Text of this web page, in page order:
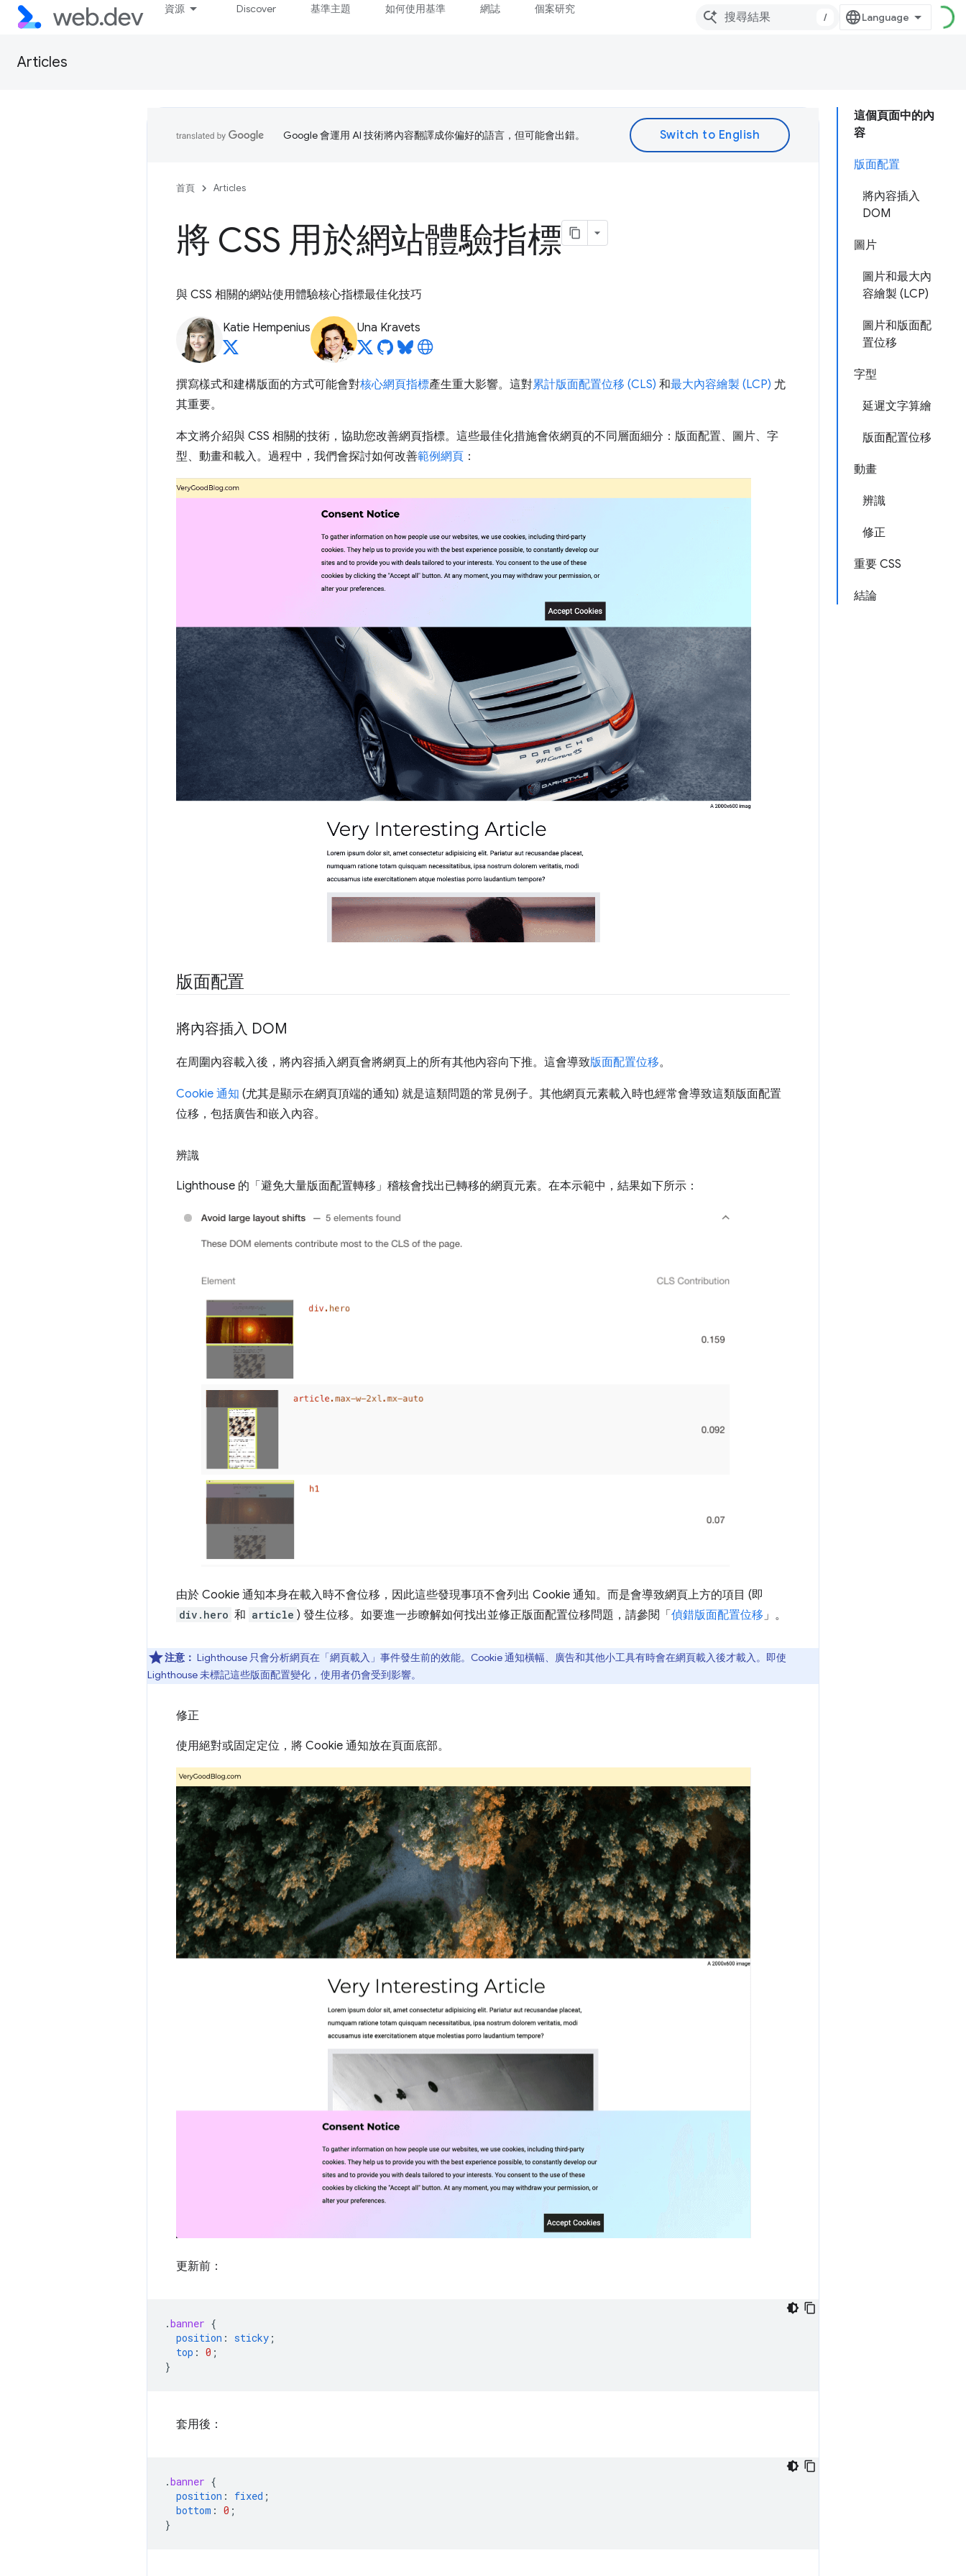
資源 Discover 基準主題 如何使用基準 網誌 個案研究
/
Articles
這個頁面中的內
容
版面配置
將內容插入
DOM
圖片
圖片和最大內
容繪製 (LCP)
圖片和版面配
置位移
字型
延遲文字算繪
版面配置位移
動畫
辨識
修正
重要 CSS
結論
Google 會運用 AI 技術將內容翻譯成你偏好的語言，但可能會出錯。
首頁 Articles
將 CSS 用於網站體驗指標
與 CSS 相關的網站使用體驗核心指標最佳化技巧
Katie Hempenius Una Kravets
撰寫樣式和建構版面的方式可能會對核心網頁指標產生重大影響。這對累計版面配置位移 (CLS) 和最大內容繪製 (LCP) 尤
其重要。
本文將介紹與 CSS 相關的技術，協助您改善網頁指標。這些最佳化措施會依網頁的不同層面細分：版面配置、圖片、字
型、動畫和載入。過程中，我們會探討如何改善範例網頁 ：
版面配置
將內容插入 DOM
在周圍內容載入後，將內容插入網頁會將網頁上的所有其他內容向下推。這會導致版面配置位移。
Cookie 通知 (尤其是顯示在網頁頂端的通知) 就是這類問題的常見例子。其他網頁元素載入時也經常會導致這類版面配置
位移，包括廣告和嵌入內容。
辨識
Lighthouse 的「避免大量版面配置轉移」稽核會找出已轉移的網頁元素。在本示範中，結果如下所示：
由於 Cookie 通知本身在載入時不會位移，因此這些發現事項不會列出 Cookie 通知。而是會導致網頁上方的項目 (即
div.hero 和 article ) 發生位移。如要進一步瞭解如何找出並修正版面配置位移問題，請參閱「偵錯版面配置位移 」。
注意： Lighthouse 只會分析網頁在「網頁載入」事件發生前的效能。Cookie 通知橫幅、廣告和其他小工具有時會在網頁載入後才載入。即使
Lighthouse 未標記這些版面配置變化，使用者仍會受到影響。
修正
使用絕對或固定定位，將 Cookie 通知放在頁面底部。
更新前：
.banner {
position : sticky ;
top : 0 ;
}
套用後：
.banner {
position : fixed ;
bottom : 0 ;
}